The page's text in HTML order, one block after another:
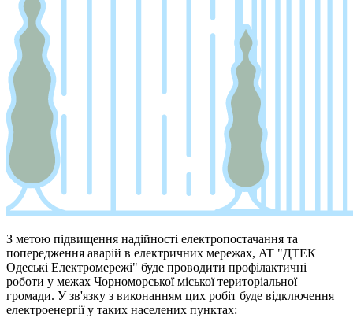
З метою підвищення надійності електропостачання та
попередження аварій в електричних мережах, AT "ДТЕК
Одеські Електромережі" буде проводити профілактичні
роботи у межах Чорноморської міської територіальної
громади. У зв'язку з виконанням цих робіт буде відключення
електроенергії у таких населених пунктах: